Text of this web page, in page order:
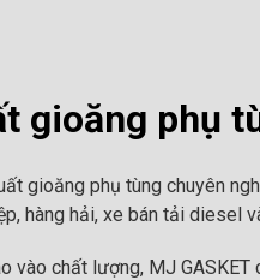
gioăng phụ
gioăng phụ tùng chuyên
hàng hải, xe bán tải diesel
vào chất lượng, MJ